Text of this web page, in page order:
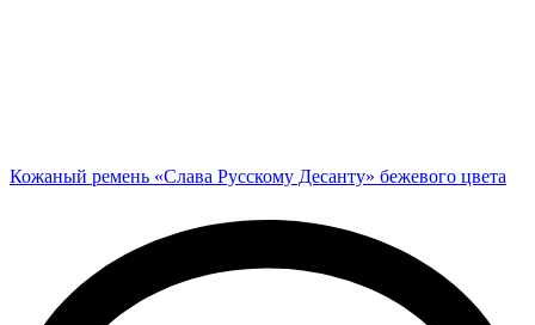
Кожаный ремень «Слава Русскому Десанту» бежевого цвета